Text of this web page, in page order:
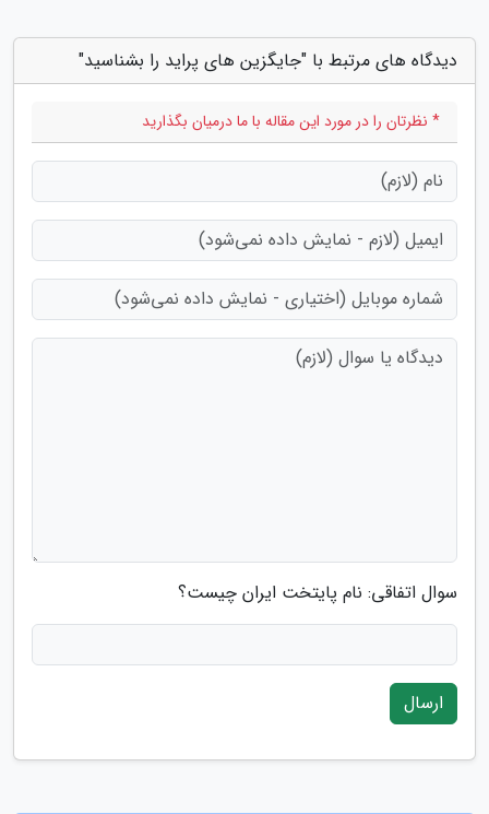
دیدگاه های مرتبط با "جایگزین های پراید را بشناسید"
* نظرتان را در مورد این مقاله با ما درمیان بگذارید
سوال اتفاقی: نام پایتخت ایران چیست؟
ارسال